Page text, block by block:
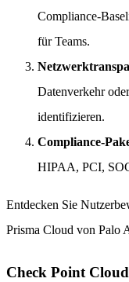
Compliance-
für Teams.
Datenverkehr
identifizieren.
Compliance-
HIPAA, PCI,
Entdecken Sie
Prisma Cloud von Palo
Check Point